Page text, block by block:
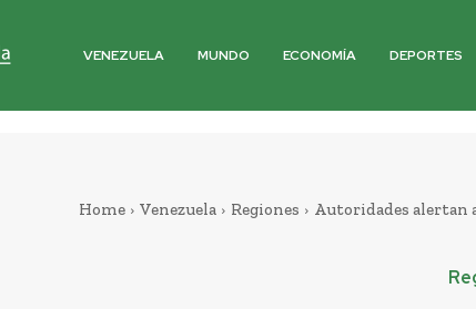
VENEZUELA MUNDO ECONOMÍA DEPORTES
Home Venezuela Regiones Autoridades alertan